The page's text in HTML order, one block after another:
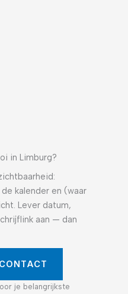
in Limburg?
kalender en (waar
Lever datum,
aan — dan
je belangrijkste